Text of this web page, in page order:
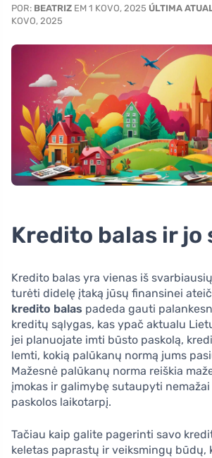
POR: BEATRIZ EM 1 KOVO, 2025 ÚLTIMA
KOVO, 2025
Kredito balas ir jo
Kredito balas yra vienas iš
turėti didelę įtaką jūsų finansinei
kredito balas padeda gauti
kreditų sąlygas, kas ypač aktualu
jei planuojate imti būsto paskolą,
lemti, kokią palūkanų normą jums
Mažesnė palūkanų norma reiškia
įmokas ir galimybę sutaupyti
paskolos laikotarpį.
Tačiau kaip galite pagerinti savo
keletas paprastų ir veiksmingų būdų,